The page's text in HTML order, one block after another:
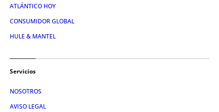
ATLÁNTICO HOY
CONSUMIDOR GLOBAL
HULE & MANTEL
Servicios
NOSOTROS
AVISO LEGAL